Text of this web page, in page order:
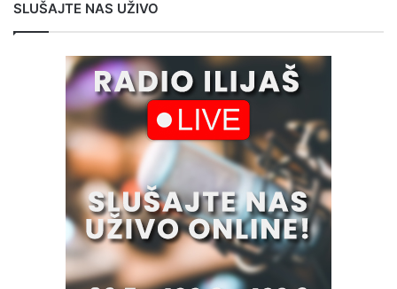
SLUŠAJTE NAS UŽIVO